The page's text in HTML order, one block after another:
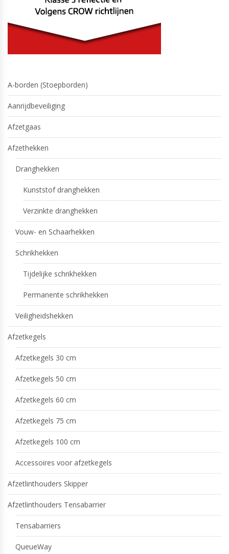
A-borden (Stoepborden)
Aanrijdbeveiliging
Afzetgaas
Afzethekken
Dranghekken
Kunststof dranghekken
Verzinkte dranghekken
Vouw- en Schaarhekken
Schrikhekken
Tijdelijke schrikhekken
Permanente schrikhekken
Veiligheidshekken
Afzetkegels
Afzetkegels 30 cm
Afzetkegels 50 cm
Afzetkegels 60 cm
Afzetkegels 75 cm
Afzetkegels 100 cm
Accessoires voor afzetkegels
Afzetlinthouders Skipper
Afzetlinthouders Tensabarrier
Tensabarriers
QueueWay